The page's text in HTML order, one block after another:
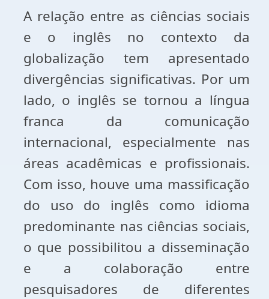
A relação entre as ciências sociais
e o inglês no contexto da
globalização tem apresentado
divergências significativas. Por um
lado, o inglês se tornou a língua
franca da comunicação
internacional, especialmente nas
áreas acadêmicas e profissionais.
Com isso, houve uma massificação
do uso do inglês como idioma
predominante nas ciências sociais,
o que possibilitou a disseminação
e a colaboração entre
pesquisadores de diferentes